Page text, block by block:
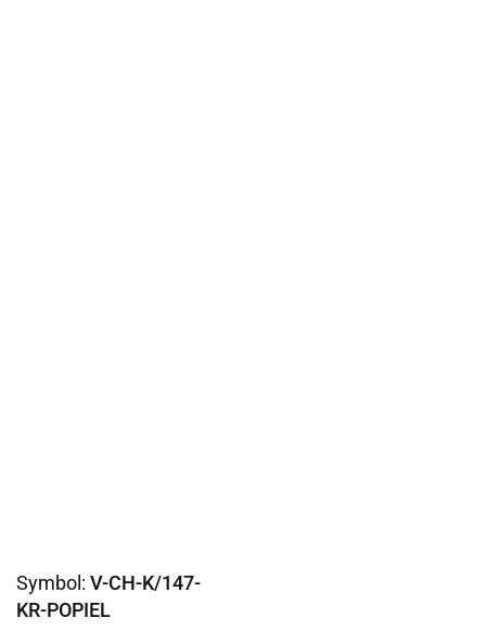
Symbol: V-CH-K/147-
KR-POPIEL